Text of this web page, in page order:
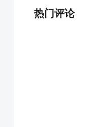
热门评论